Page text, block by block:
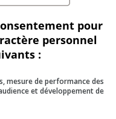
lors du
de se présenter
pour
personnel
:
mesure de performance des
et développement de